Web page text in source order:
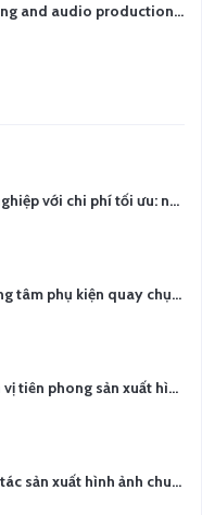
Voice over, dubbing and audio production services in Vietnam for global content
Làm MV chuyên nghiệp với chi phí tối ưu: nên chọn quay thực tế hay video AI?
YCN MEDIA – Trung tâm phụ kiện quay chụp tại Hà Nội
YCN MEDIA – Đơn vị tiên phong sản xuất hình ảnh & âm thanh bằng AI tại Hà Nội
YCN MEDIA – Đối tác sản xuất hình ảnh chuyên nghiệp cho doanh nghiệp tại Hà Nội